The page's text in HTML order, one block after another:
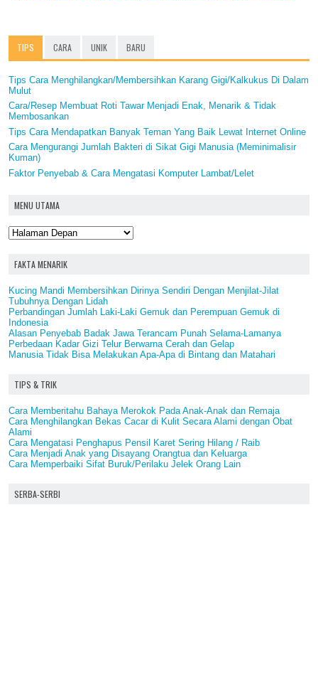
TIPS CARA UNIK BARU
Tips Cara Menghilangkan/Membersihkan Karang Gigi/Kalkukus Di Dalam
Mulut
Cara/Resep Membuat Roti Tawar Menjadi Enak, Menarik & Tidak
Membosankan
Tips Cara Mendapatkan Banyak Teman Yang Baik Lewat Internet Online
Cara Mengurangi Jumlah Bakteri di Sikat Gigi Manusia (Meminimalisir
Kuman)
Faktor Penyebab & Cara Mengatasi Komputer Lambat/Lelet
MENU UTAMA
FAKTA MENARIK
Kucing Mandi Membersihkan Dirinya Sendiri Dengan Menjilat-Jilat
Tubuhnya Dengan Lidah
Perbandingan Jumlah Laki-Laki Gemuk dan Perempuan Gemuk di
Indonesia
Alasan Penyebab Badak Jawa Terancam Punah Selama-Lamanya
Perbedaan Kadar Gizi Telur Berwarna Cerah dan Gelap
Manusia Tidak Bisa Melakukan Apa-Apa di Bintang dan Matahari
TIPS & TRIK
Cara Memberitahu Bahaya Merokok Pada Anak-Anak dan Remaja
Cara Menghilangkan Bekas Cacar di Kulit Secara Alami dengan Obat
Alami
Cara Mengatasi Penghapus Pensil Karet Sering Hilang / Raib
Cara Menjadi Anak yang Disayang Orangtua dan Keluarga
Cara Memperbaiki Sifat Buruk/Perilaku Jelek Orang Lain
SERBA-SERBI